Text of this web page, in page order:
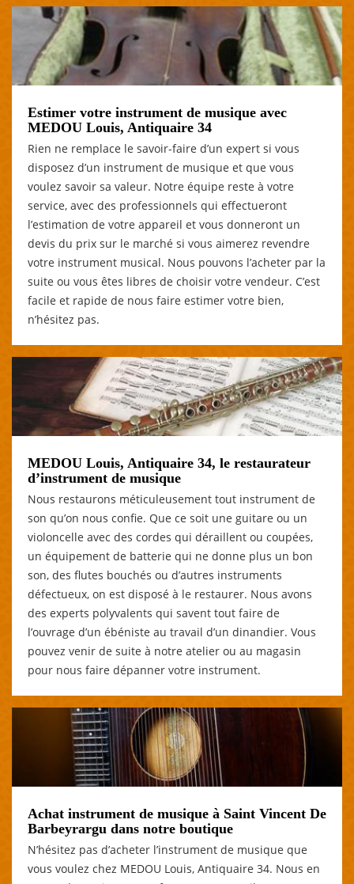
Estimer votre instrument de musique avec
MEDOU Louis, Antiquaire 34
Rien ne remplace le savoir-faire d’un expert si vous
disposez d’un instrument de musique et que vous
voulez savoir sa valeur. Notre équipe reste à votre
service, avec des professionnels qui effectueront
l’estimation de votre appareil et vous donneront un
devis du prix sur le marché si vous aimerez revendre
votre instrument musical. Nous pouvons l’acheter par la
suite ou vous êtes libres de choisir votre vendeur. C’est
facile et rapide de nous faire estimer votre bien,
n’hésitez pas.
MEDOU Louis, Antiquaire 34, le restaurateur
d’instrument de musique
Nous restaurons méticuleusement tout instrument de
son qu’on nous confie. Que ce soit une guitare ou un
violoncelle avec des cordes qui déraillent ou coupées,
un équipement de batterie qui ne donne plus un bon
son, des flutes bouchés ou d’autres instruments
défectueux, on est disposé à le restaurer. Nous avons
des experts polyvalents qui savent tout faire de
l’ouvrage d’un ébéniste au travail d’un dinandier. Vous
pouvez venir de suite à notre atelier ou au magasin
pour nous faire dépanner votre instrument.
Achat instrument de musique à Saint Vincent De
Barbeyrargu dans notre boutique
N’hésitez pas d’acheter l’instrument de musique que
vous voulez chez MEDOU Louis, Antiquaire 34. Nous en